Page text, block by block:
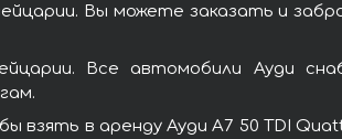
Вы можете заказать и
Все автомобили Ауди
в аренду Ауди A7 50 TDI